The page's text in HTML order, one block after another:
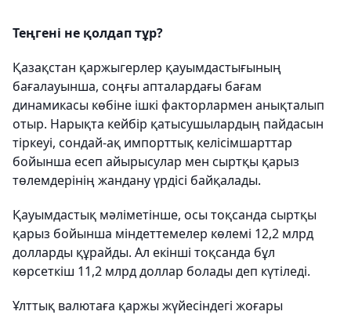
Теңгені не қолдап тұр?
Қазақстан қаржыгерлер қауымдастығының
бағалауынша, соңғы апталардағы бағам
динамикасы көбіне ішкі факторлармен анықталып
отыр. Нарықта кейбір қатысушылардың пайдасын
тіркеуі, сондай-ақ импорттық келісімшарттар
бойынша есеп айырысулар мен сыртқы қарыз
төлемдерінің жандану үрдісі байқалады.
Қауымдастық мәліметінше, осы тоқсанда сыртқы
қарыз бойынша міндеттемелер көлемі 12,2 млрд
долларды құрайды. Ал екінші тоқсанда бұл
көрсеткіш 11,2 млрд доллар болады деп күтіледі.
Ұлттық валютаға қаржы жүйесіндегі жоғары